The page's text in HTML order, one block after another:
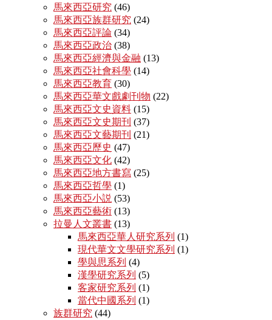
馬來西亞研究 (46)
馬來西亞族群研究 (24)
馬來西亞評論 (34)
馬來西亞政治 (38)
馬來西亞經濟與金融 (13)
馬來西亞社會科學 (14)
馬來西亞教育 (30)
馬來西亞華文戲劇刊物 (22)
馬來西亞文史資料 (15)
馬來西亞文史期刊 (37)
馬來西亞文藝期刊 (21)
馬來西亞歷史 (47)
馬來西亞文化 (42)
馬來西亞地方書寫 (25)
馬來西亞哲學 (1)
馬來西亞小説 (53)
馬來西亞藝術 (13)
拉曼人文叢書 (13)
馬來西亞華人研究系列 (1)
現代華文文學研究系列 (1)
學與思系列 (4)
漢學研究系列 (5)
客家研究系列 (1)
當代中國系列 (1)
族群研究 (44)